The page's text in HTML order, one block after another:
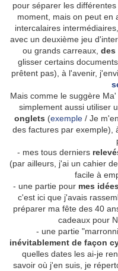
pour séparer les
moment, mais on peut en
intercalaires
avec un deuxième jeu
ou grands carreaux, des
glisser certains
prêtent pas), à l'avenir,
Mais comme le suggère
simplement aussi utiliser
onglets (exemple / Je
des factures par exemple),
- mes tous derniers
(par ailleurs, j'ai un cahier
facile à
- une partie pour mes
c'est ici que j'avais
préparer ma fête des 40
cadeaux pour
- une partie
inévitablement de façon
quelles dates les ai-je
savoir où j'en suis, je